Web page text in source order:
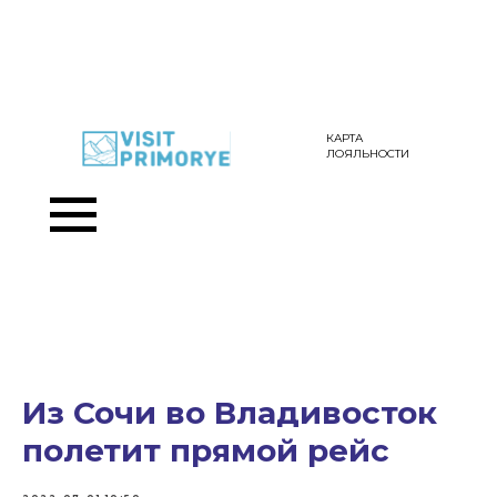
КАРТА
ЛОЯЛЬНОСТИ
Из Сочи во Владивосток
полетит прямой рейс